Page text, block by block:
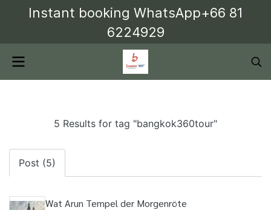
Instant booking WhatsApp+66 81
6224929
5 Results for tag "bangkok360tour"
Post (5)
Wat Arun Tempel der Morgenröte